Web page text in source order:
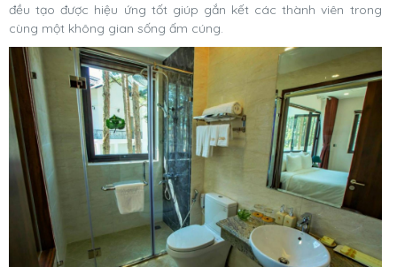
đều tạo được hiệu ứng tốt giúp gắn kết các thành viên trong
cùng một không gian sống ấm cúng.